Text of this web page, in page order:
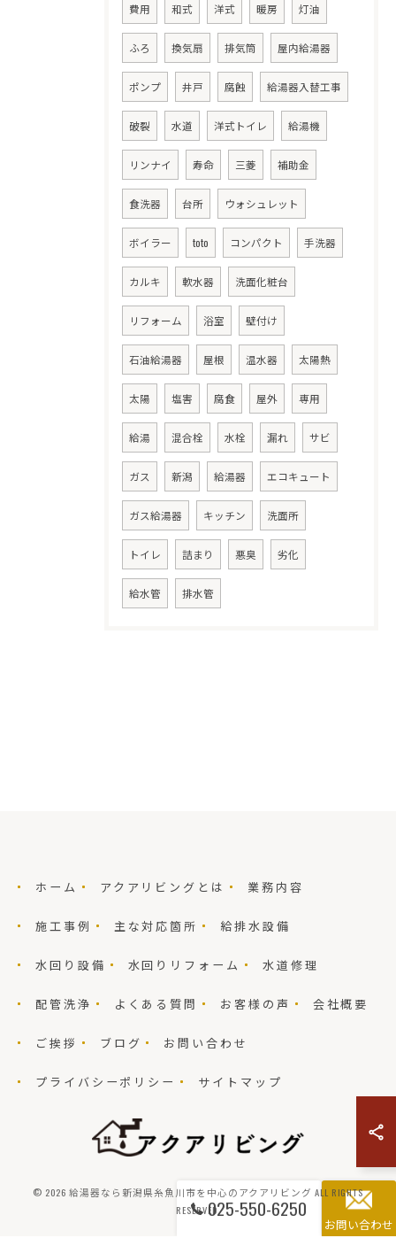
費用 和式 洋式 暖房 灯油
ふろ 換気扇 排気筒 屋内給湯器
ポンプ 井戸 腐蝕 給湯器入替工事
破裂 水道 洋式トイレ 給湯機
リンナイ 寿命 三菱 補助金
食洗器 台所 ウォシュレット
ボイラー toto コンパクト 手洗器
カルキ 軟水器 洗面化粧台
リフォーム 浴室 壁付け
石油給湯器 屋根 温水器 太陽熱
太陽 塩害 腐食 屋外 専用
給湯 混合栓 水栓 漏れ サビ
ガス 新潟 給湯器 エコキュート
ガス給湯器 キッチン 洗面所
トイレ 詰まり 悪臭 劣化
給水管 排水管
025-550-6250
お問い合わせ
ホーム アクアリビングとは 業務内容
施工事例 主な対応箇所 給排水設備
水回り設備 水回りリフォーム 水道修理
配管洗浄 よくある質問 お客様の声 会社概要
ご挨拶 ブログ お問い合わせ
プライバシーポリシー サイトマップ
© 2026 給湯器なら新潟県糸魚川市を中心のアクアリビング ALL RIGHTS
RESERVED.